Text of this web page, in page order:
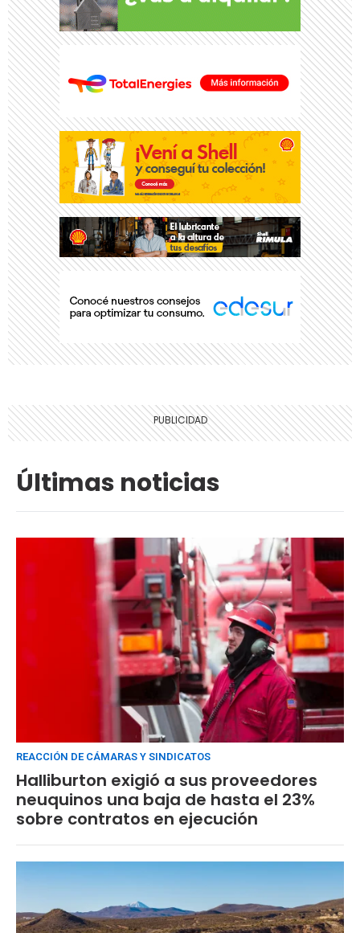
Últimas noticias
REACCIÓN DE CÁMARAS Y SINDICATOS
Halliburton exigió a sus proveedores
neuquinos una baja de hasta el 23%
sobre contratos en ejecución